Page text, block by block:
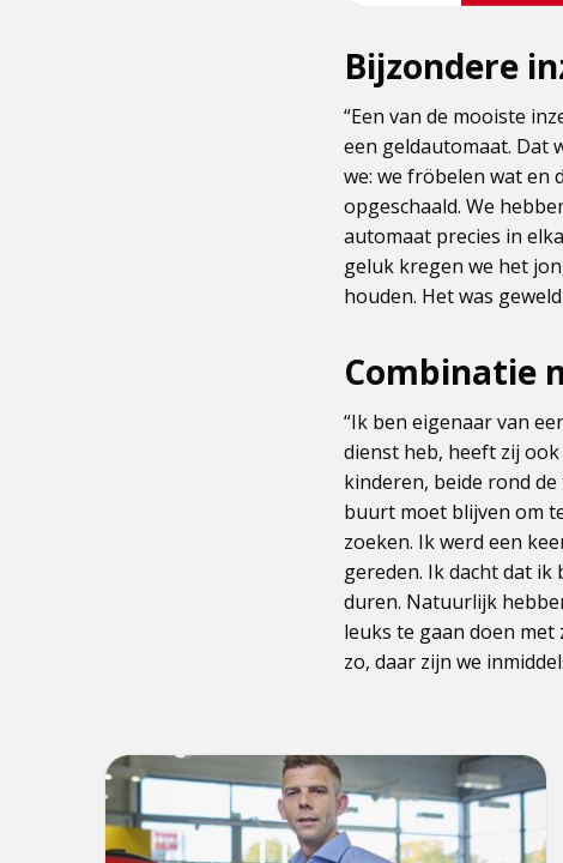
Bijzondere
“Een van de mooiste
een geldautomaat. Dat
we: we fröbelen wat en
opgeschaald. We
automaat precies in
geluk kregen we het
houden. Het was
Combinatie
“Ik ben eigenaar van
dienst heb, heeft zij
kinderen, beide rond
buurt moet blijven om
zoeken. Ik werd een
gereden. Ik dacht dat
duren. Natuurlijk
leuks te gaan doen met
zo, daar zijn we
Lees
meer
over
Paul: